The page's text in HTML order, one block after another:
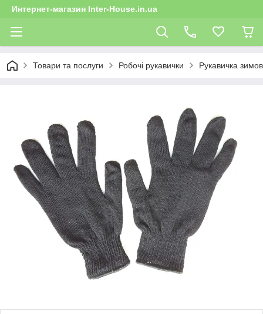
Интернет-магазин Inter-House.in.ua
Товари та послуги Робочі рукавички Рукавичка